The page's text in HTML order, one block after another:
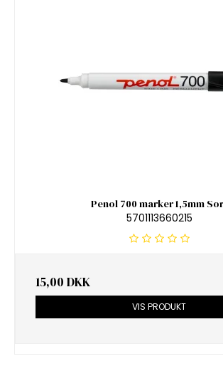
Penol 700 marker 1,5mm
5701113660215
15,00 DKK
VIS PRODUKT